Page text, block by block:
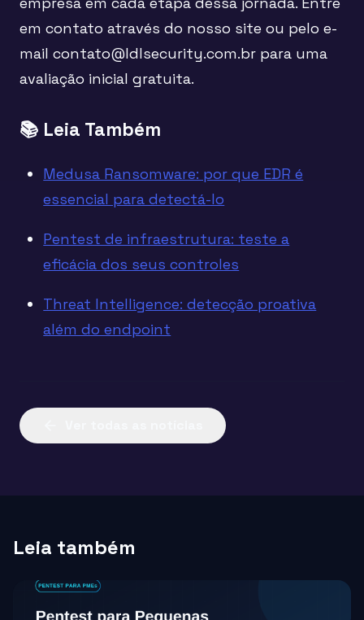
em contato através do nosso site ou pelo e-
mail contato@ldlsecurity.com.br para uma
avaliação inicial gratuita.
📚 Leia Também
Medusa Ransomware: por que EDR é
essencial para detectá-lo
Pentest de infraestrutura: teste a
eficácia dos seus controles
Threat Intelligence: detecção proativa
além do endpoint
Leia também